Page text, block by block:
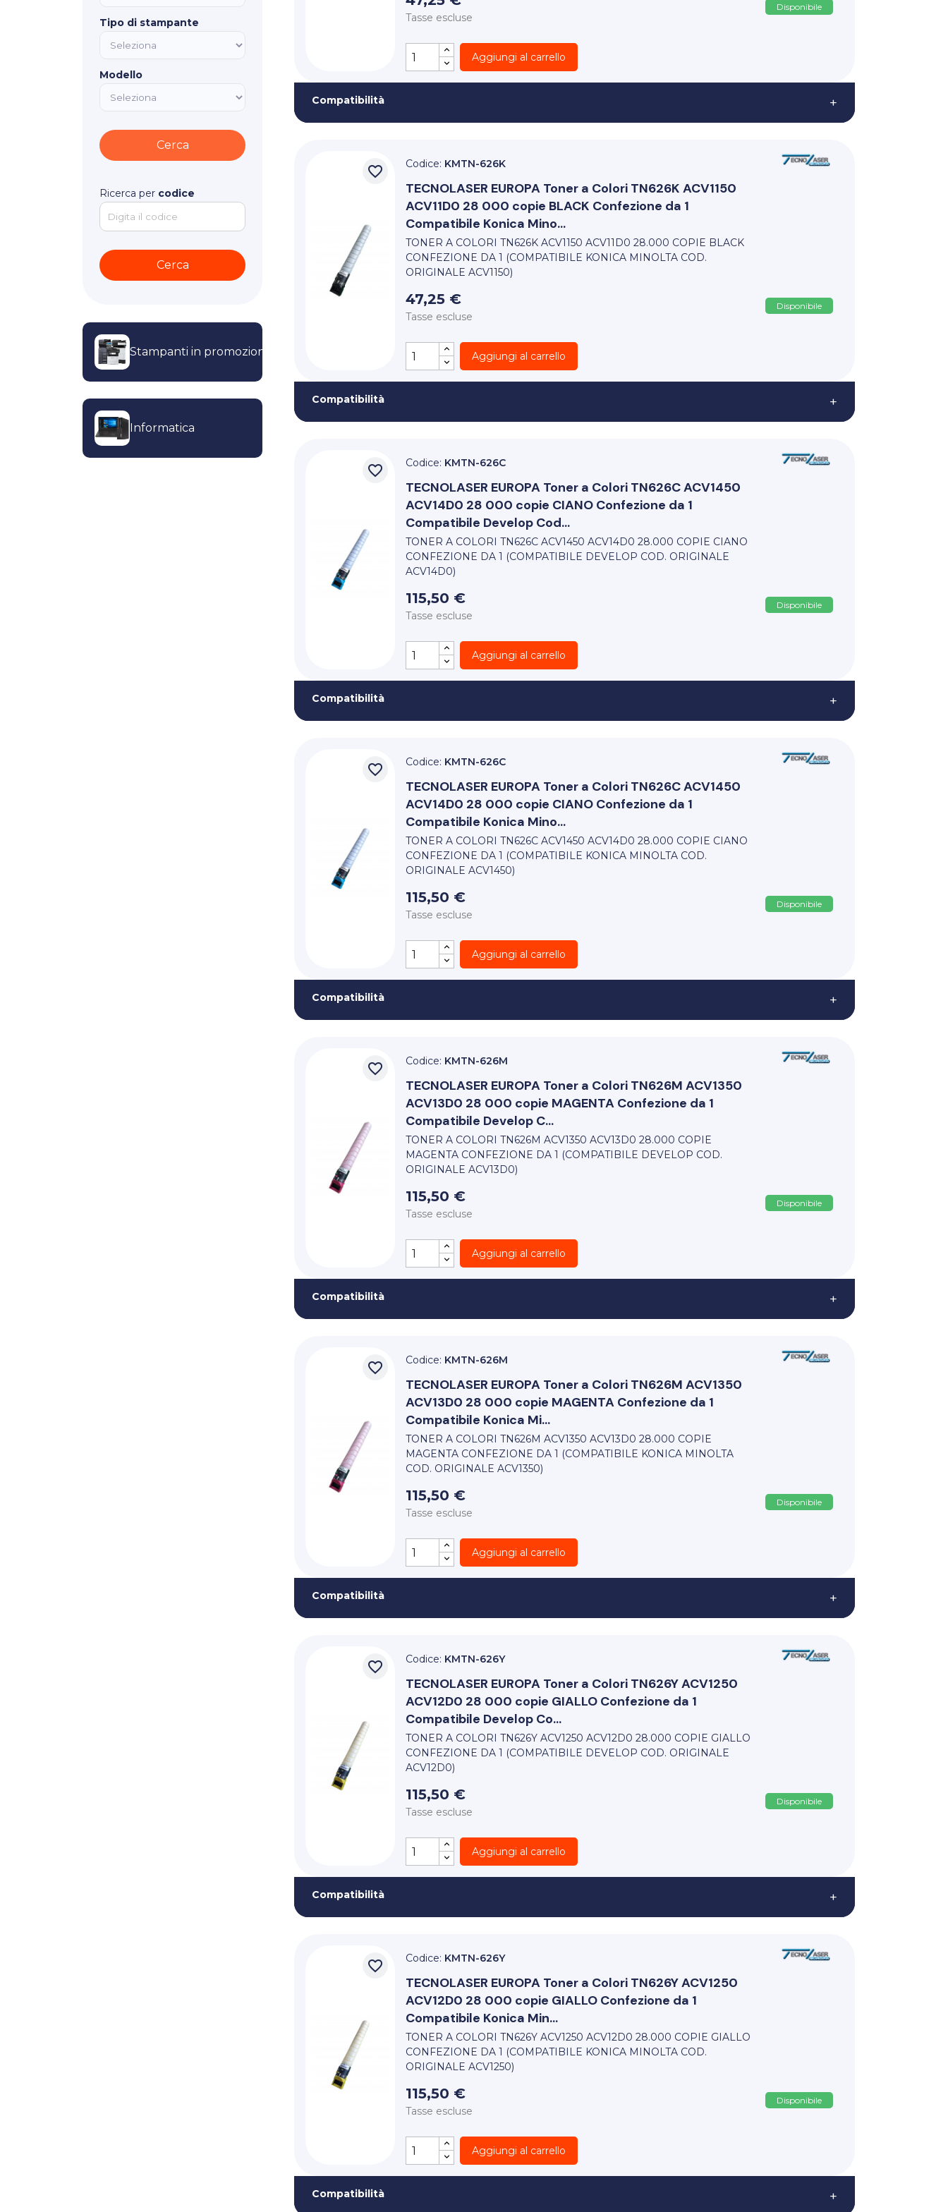
Tipo di stampante
Modello
Ricerca per codice
Stampanti in promozione
Informatica
Tasse escluse
Disponibile
Aggiungi al carrello
Compatibilità +
favorite_border Codice: KMTN-626K
TECNOLASER EUROPA Toner a Colori TN626K ACV1150
ACV11D0 28 000 copie BLACK Confezione da 1
Compatibile Konica Mino...
TONER A COLORI TN626K ACV1150 ACV11D0 28.000 COPIE BLACK
CONFEZIONE DA 1 (COMPATIBILE KONICA MINOLTA COD.
ORIGINALE ACV1150)
47,25 €
Tasse escluse
Disponibile
Aggiungi al carrello
Compatibilità +
favorite_border Codice: KMTN-626C
TECNOLASER EUROPA Toner a Colori TN626C ACV1450
ACV14D0 28 000 copie CIANO Confezione da 1
Compatibile Develop Cod...
TONER A COLORI TN626C ACV1450 ACV14D0 28.000 COPIE CIANO
CONFEZIONE DA 1 (COMPATIBILE DEVELOP COD. ORIGINALE
ACV14D0)
115,50 €
Tasse escluse
Disponibile
Aggiungi al carrello
Compatibilità +
favorite_border Codice: KMTN-626C
TECNOLASER EUROPA Toner a Colori TN626C ACV1450
ACV14D0 28 000 copie CIANO Confezione da 1
Compatibile Konica Mino...
TONER A COLORI TN626C ACV1450 ACV14D0 28.000 COPIE CIANO
CONFEZIONE DA 1 (COMPATIBILE KONICA MINOLTA COD.
ORIGINALE ACV1450)
115,50 €
Tasse escluse
Disponibile
Aggiungi al carrello
Compatibilità +
favorite_border Codice: KMTN-626M
TECNOLASER EUROPA Toner a Colori TN626M ACV1350
ACV13D0 28 000 copie MAGENTA Confezione da 1
Compatibile Develop C...
TONER A COLORI TN626M ACV1350 ACV13D0 28.000 COPIE
MAGENTA CONFEZIONE DA 1 (COMPATIBILE DEVELOP COD.
ORIGINALE ACV13D0)
115,50 €
Tasse escluse
Disponibile
Aggiungi al carrello
Compatibilità +
favorite_border Codice: KMTN-626M
TECNOLASER EUROPA Toner a Colori TN626M ACV1350
ACV13D0 28 000 copie MAGENTA Confezione da 1
Compatibile Konica Mi...
TONER A COLORI TN626M ACV1350 ACV13D0 28.000 COPIE
MAGENTA CONFEZIONE DA 1 (COMPATIBILE KONICA MINOLTA
COD. ORIGINALE ACV1350)
115,50 €
Tasse escluse
Disponibile
Aggiungi al carrello
Compatibilità +
favorite_border Codice: KMTN-626Y
TECNOLASER EUROPA Toner a Colori TN626Y ACV1250
ACV12D0 28 000 copie GIALLO Confezione da 1
Compatibile Develop Co...
TONER A COLORI TN626Y ACV1250 ACV12D0 28.000 COPIE GIALLO
CONFEZIONE DA 1 (COMPATIBILE DEVELOP COD. ORIGINALE
ACV12D0)
115,50 €
Tasse escluse
Disponibile
Aggiungi al carrello
Compatibilità +
favorite_border Codice: KMTN-626Y
TECNOLASER EUROPA Toner a Colori TN626Y ACV1250
ACV12D0 28 000 copie GIALLO Confezione da 1
Compatibile Konica Min...
TONER A COLORI TN626Y ACV1250 ACV12D0 28.000 COPIE GIALLO
CONFEZIONE DA 1 (COMPATIBILE KONICA MINOLTA COD.
ORIGINALE ACV1250)
115,50 €
Tasse escluse
Disponibile
Aggiungi al carrello
Compatibilità +